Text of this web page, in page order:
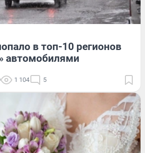
в топ-10 регионов
автомобилями
1 104 5